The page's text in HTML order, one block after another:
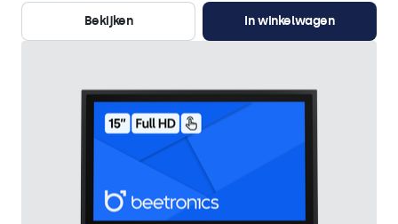
Bekijken
In winkelwagen